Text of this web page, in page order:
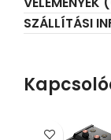
SZÁLLÍTÁSI